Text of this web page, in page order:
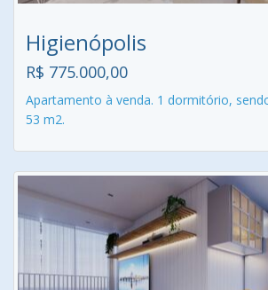
Higienópolis
R$ 775.000,00
Apartamento à venda. 1 dormitório,
53 m2.